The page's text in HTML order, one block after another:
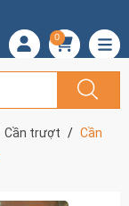
0
Cần trượt
Cần